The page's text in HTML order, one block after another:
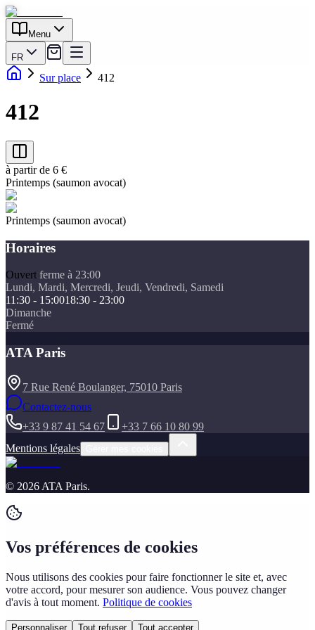
Menu
FR
Sur place 412
412
à partir de 6 €
Printemps (saumon avocat)
Printemps (saumon avocat)
Horaires
Ouvert ferme à 23:00
Lundi, Mardi, Mercredi, Jeudi, Vendredi, Samedi
11:30 - 15:0018:30 - 23:00
Dimanche
Fermé
ATA Paris
7 Rue René Boulanger, 75010 Paris
Contactez-nous
+33 9 87 41 54 67
+33 7 66 10 80 99
Mentions légales
© 2026 ATA Paris.
Vos préférences de cookies
Nous utilisons des cookies pour faire fonctionner le site et, avec
votre accord, pour mesurer son audience. Vous pouvez changer
d'avis à tout moment. Politique de cookies
Personnaliser Tout refuser Tout accepter